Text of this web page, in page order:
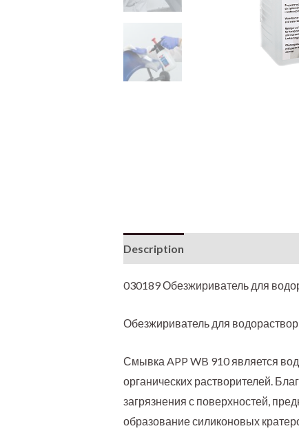
Description
030189 Обезжириватель для
Обезжириватель для
Смывка APP WB 910 является
органических растворителей.
загрязнения с поверхностей,
образование силиконовых